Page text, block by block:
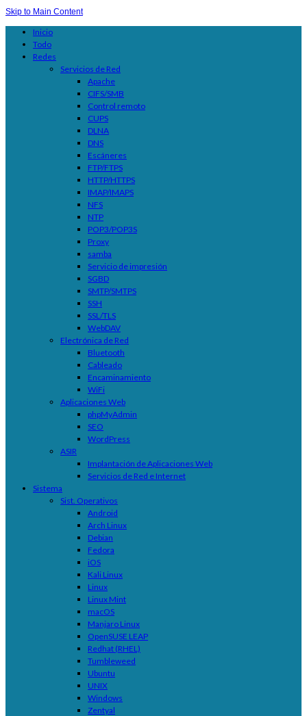
Skip to Main Content
Inicio
Todo
Redes
Servicios de Red
Apache
CIFS/SMB
Control remoto
CUPS
DLNA
DNS
Escáneres
FTP/FTPS
HTTP/HTTPS
IMAP/IMAPS
NFS
NTP
POP3/POP3S
Proxy
samba
Servicio de impresión
SGBD
SMTP/SMTPS
SSH
SSL/TLS
WebDAV
Electrónica de Red
Bluetooth
Cableado
Encaminamiento
WiFi
Aplicaciones Web
phpMyAdmin
SEO
WordPress
ASIR
Implantación de Aplicaciones Web
Servicios de Red e Internet
Sistema
Sist. Operativos
Android
Arch Linux
Debian
Fedora
iOS
Kali Linux
Linux
Linux Mint
macOS
Manjaro Linux
OpenSUSE LEAP
Redhat (RHEL)
Tumbleweed
Ubuntu
UNIX
Windows
Zentyal